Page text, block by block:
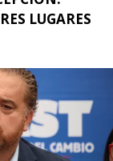
LUGARES